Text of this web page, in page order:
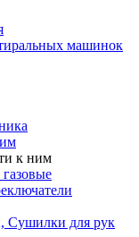
машинок
к ним
Сушилки для рук